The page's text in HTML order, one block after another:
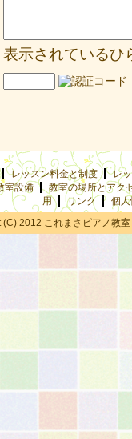
表示されているひ
レッスン料金と制度
レ
室設備
教室の場所とアク
用
リンク
個
(C) 2012 これまさピアノ教